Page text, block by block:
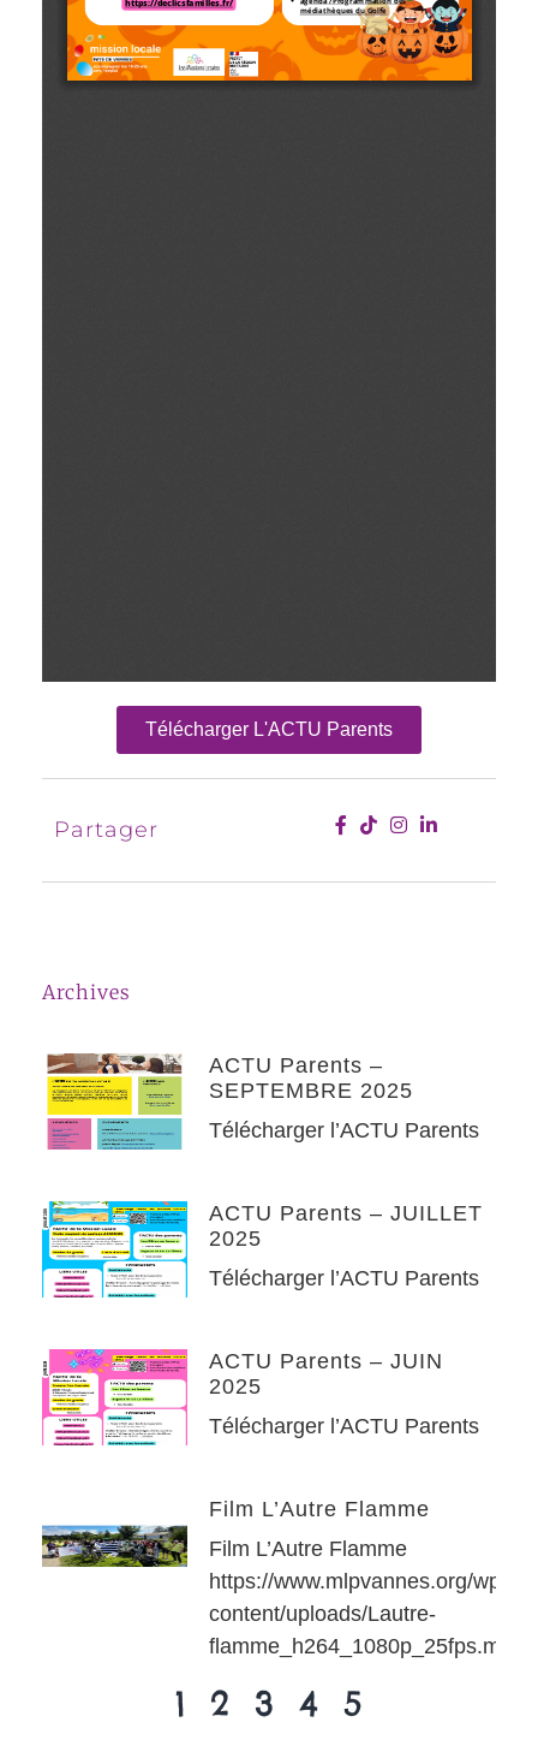
Télécharger L'ACTU Parents
Partager
Archives
ACTU Parents –
SEPTEMBRE 2025
Télécharger l’ACTU Parents
ACTU Parents – JUILLET
2025
Télécharger l’ACTU Parents
ACTU Parents – JUIN
2025
Télécharger l’ACTU Parents
Film L’Autre Flamme
Film L’Autre Flamme
https://www.mlpvannes.org/wp-
content/uploads/Lautre-
flamme_h264_1080p_25fps.mp4
1 2 3 4 5